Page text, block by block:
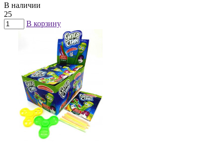
В наличии
25
В корзину